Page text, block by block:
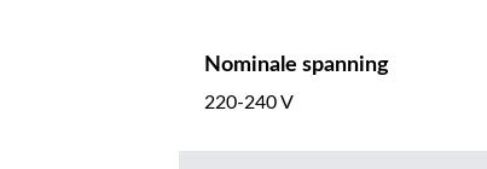
Nominale spanning
220-240 V